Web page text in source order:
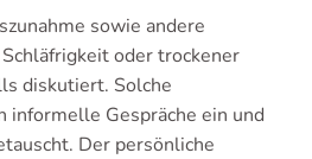
sowie andere
oder trockener
diskutiert. Solche
informelle Gespräche ein und
Der persönliche